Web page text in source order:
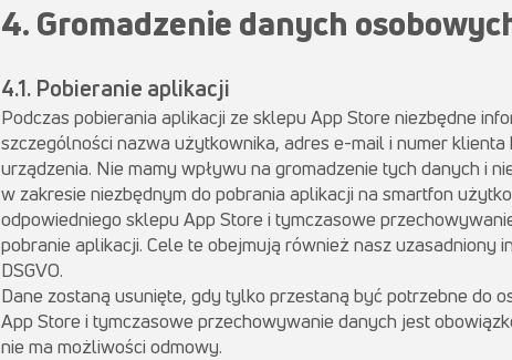
4. Gromadzenie danych
4.1. Pobieranie aplikacji
Podczas pobierania aplikacji ze sklepu App Store niezbędne
szczególności nazwa użytkownika, adres e-mail i numer
urządzenia. Nie mamy wpływu na gromadzenie tych danych i
w zakresie niezbędnym do pobrania aplikacji na smartfon
odpowiedniego sklepu App Store i tymczasowe
pobranie aplikacji. Cele te obejmują również nasz uzasadniony
DSGVO.
Dane zostaną usunięte, gdy tylko przestaną być potrzebne do
App Store i tymczasowe przechowywanie danych jest
nie ma możliwości odmowy.